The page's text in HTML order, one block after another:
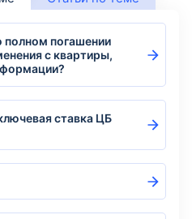
полном погашении
с квартиры,
ставка ЦБ